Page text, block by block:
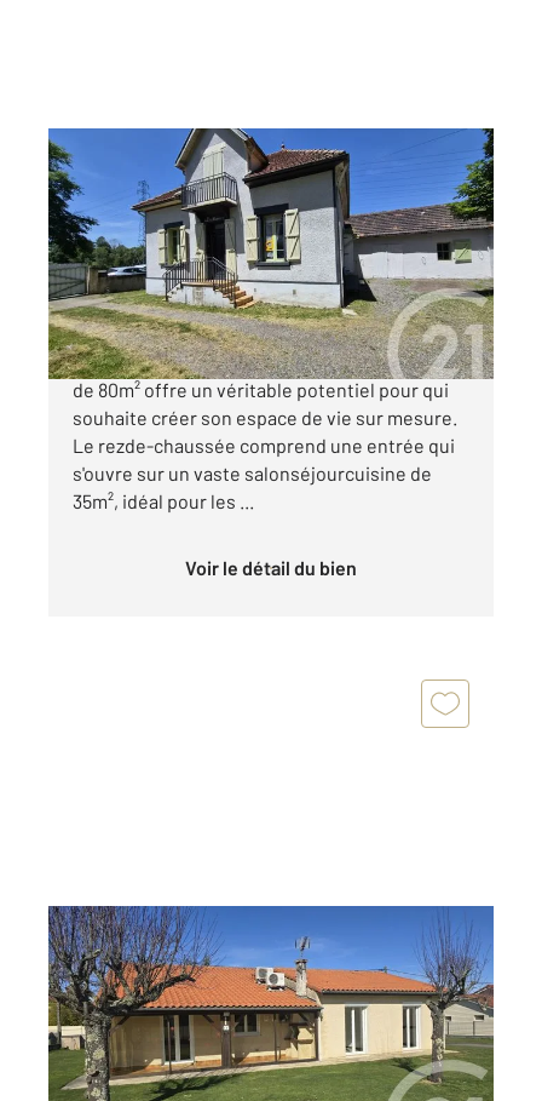
LANNEMEZAN 65
80,25 m2, 4 pièces
Ref : 18437
Maison à vendre
99 000 €
Nichée au cœur de Lannemezan, cette maison
de 80m² offre un véritable potentiel pour qui
souhaite créer son espace de vie sur mesure.
Le rezde-chaussée comprend une entrée qui
s'ouvre sur un vaste salonséjourcuisine de
35m², idéal pour les ...
Voir le détail du bien
LANNEMEZAN 65
127,82 m2, 4 pièces
Ref : 18530
Maison à vendre
199 000 €